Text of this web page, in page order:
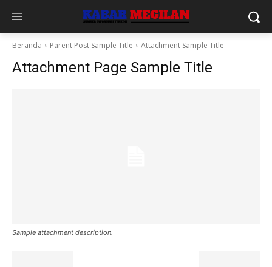
Beranda Parent Post Sample Title Attachment Sample Title
Attachment Page Sample Title
Sample attachment description.